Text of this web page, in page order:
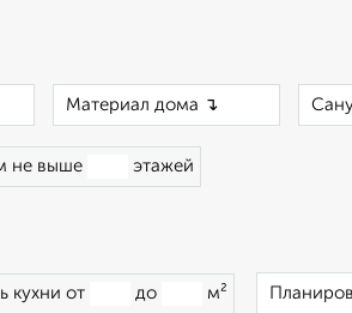
не выше этажей
кухни от до м²